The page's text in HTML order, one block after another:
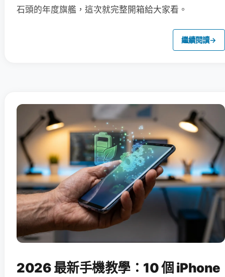
石頭的年度旗艦，這次就完整開箱給大家看。
繼續閱讀→
2026 最新手機教學：10 個 iPhone